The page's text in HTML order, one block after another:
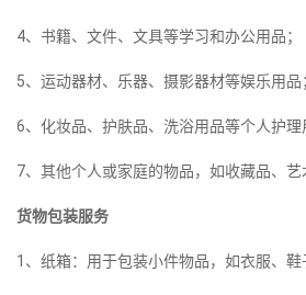
4、书籍、文件、文具等学习和办公用品；
5、运动器材、乐器、摄影器材等娱乐用品
6、化妆品、护肤品、洗浴用品等个人护理
7、其他个人或家庭的物品，如收藏品、艺
货物包装服务
1、纸箱：用于包装小件物品，如衣服、鞋